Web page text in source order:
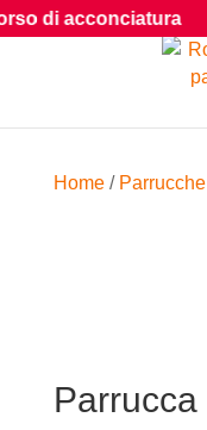
Home/
Parrucca
di acconciatura